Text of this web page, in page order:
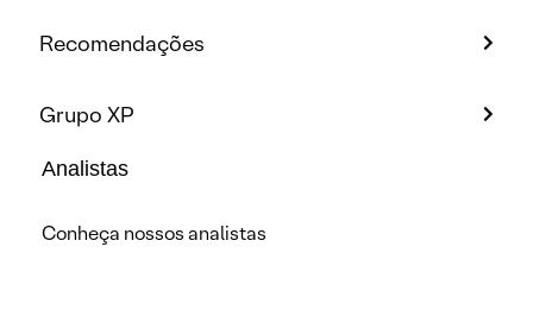
Recomendações
Grupo XP
Analistas
Conheça nossos analistas